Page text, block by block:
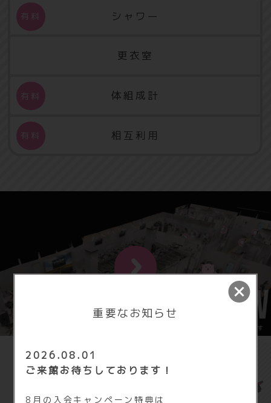
シャワー
更衣室
体組成計
相互利用
施設内を3Dで見学できます
重要なお知らせ
2026.08.01
ご来館お待ちしております！
8月の入会キャンペーン特典は